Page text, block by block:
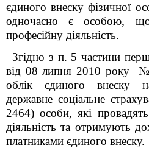
єдиного внеску фізичної
одночасно є особою, що
професійну діяльність.
Згідно з п. 5 частини
від 08 липня 2010 року
облік єдиного внеску на
державне соціальне
2464)особи, які
діяльність та отримують
платниками єдиного внеску.